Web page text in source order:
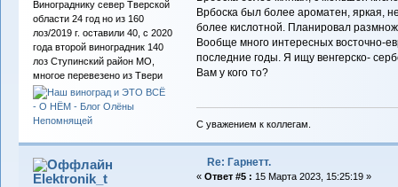
Винограднику север Тверской
области 24 год но из 160
лоз/2019 г. оставили 40, с 2020
года второй виноградник 140
лоз Ступинский район МО,
многое перевезено из Твери
Врбоска был более ароматен, яркая,
более кислотной. Планировал
Вообще много интересных восточно-
последние годы. Я ищу венгерско-
Вам у кого то?
С уважением к коллегам.
Elektronik_t
Re: Гарнетт.
« Ответ #5 : 15 Марта 2023, 15:25:19 »